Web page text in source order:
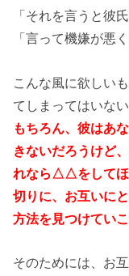
「それを言うと彼
「言って機嫌が悪
こんな風に欲しい
てしまってはいない
もちろん、彼はあ
きないだろうけど
れなら△△をしてほ
切りに、お互いに
方法を見つけていこ
そのためには、お